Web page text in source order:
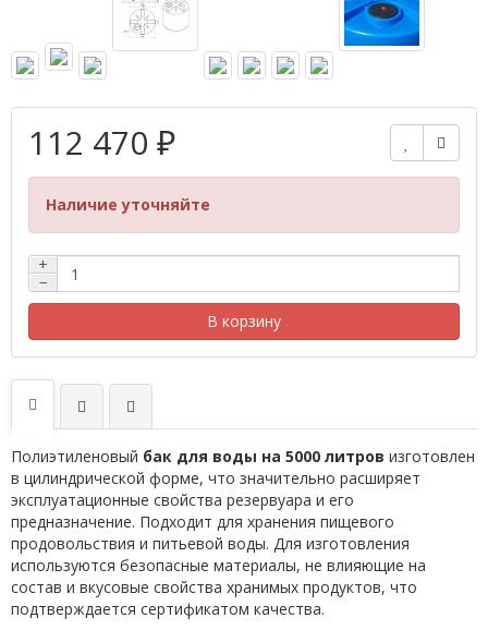
112 470 ₽
Наличие уточняйте
+
−
В корзину
Полиэтиленовый бак для воды на 5000 литров изготовлен
в цилиндрической форме, что значительно расширяет
эксплуатационные свойства резервуара и его
предназначение. Подходит для хранения пищевого
продовольствия и питьевой воды. Для изготовления
используются безопасные материалы, не влияющие на
состав и вкусовые свойства хранимых продуктов, что
подтверждается сертификатом качества.